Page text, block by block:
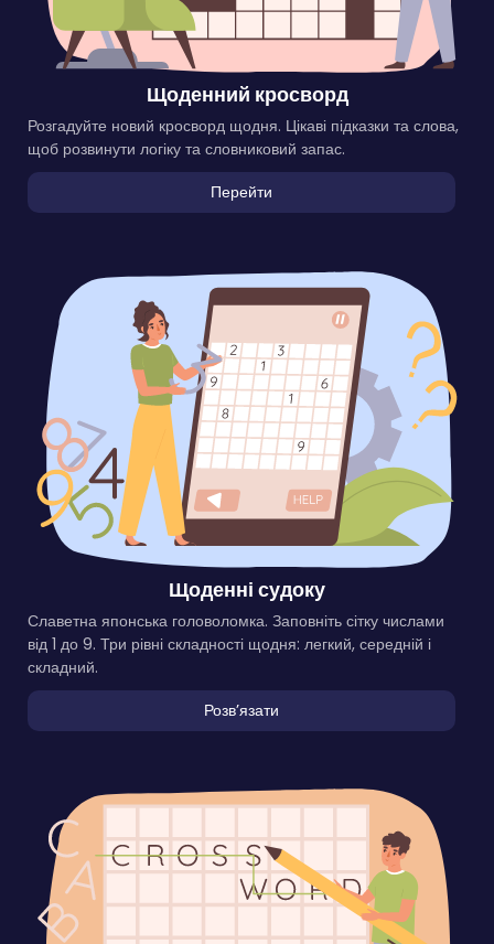
Щоденний кросворд
Розгадуйте новий кросворд щодня. Цікаві підказки та слова,
щоб розвинути логіку та словниковий запас.
Перейти
Щоденні судоку
Славетна японська головоломка. Заповніть сітку числами
від 1 до 9. Три рівні складності щодня: легкий, середній і
складний.
Розвʼязати